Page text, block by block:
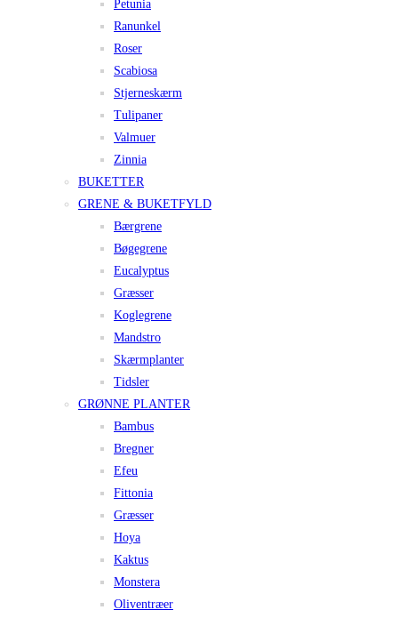
Petunia
Ranunkel
Roser
Scabiosa
Stjerneskærm
Tulipaner
Valmuer
Zinnia
BUKETTER
GRENE & BUKETFYLD
Bærgrene
Bøgegrene
Eucalyptus
Græsser
Koglegrene
Mandstro
Skærmplanter
Tidsler
GRØNNE PLANTER
Bambus
Bregner
Efeu
Fittonia
Græsser
Hoya
Kaktus
Monstera
Oliventræer